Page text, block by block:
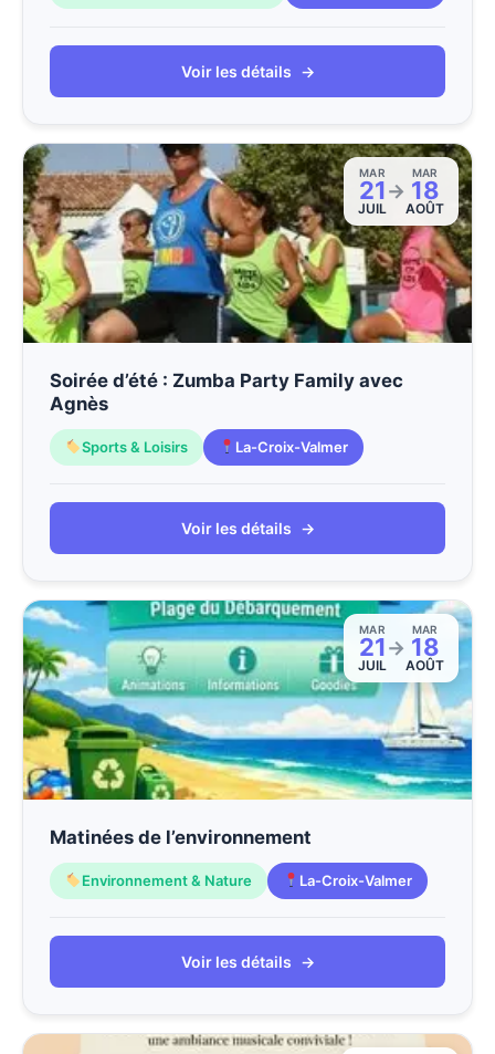
Voir les détails →
MAR
21
JUIL
→
MAR
18
AOÛT
Soirée d’été : Zumba Party Family avec
Agnès
Sports & Loisirs La-Croix-Valmer
Voir les détails →
MAR
21
JUIL
→
MAR
18
AOÛT
Matinées de l’environnement
Environnement & Nature La-Croix-Valmer
Voir les détails →